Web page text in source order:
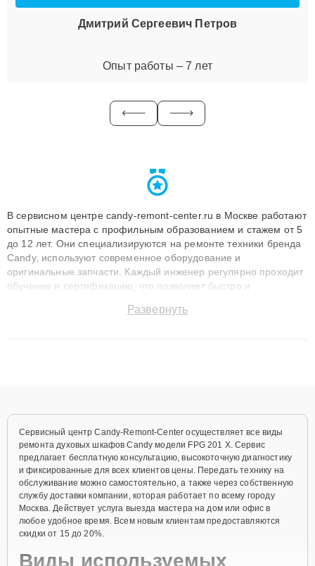
Дмитрий Сергеевич Петров
Опыт работы – 7 лет
В сервисном центре candy-remont-center.ru в Москве работают
опытные мастера с профильным образованием и стажем от 5
до 12 лет. Они специализируются на ремонте техники бренда
Candy, используют современное оборудование и
оригинальные запчасти. Каждый инженер регулярно проходит
обучение и сертификацию, что позволяет быстро и
сохранением гарантии до 3 лет. Наши мастера решают
Развернуть
Сервисный центр Candy-Remont-Center осуществляет все виды
ремонта духовых шкафов Candy модели FPG 201 X. Сервис
предлагает бесплатную консультацию, высокоточную диагностику
и фиксированные для всех клиентов цены. Передать технику на
обслуживание можно самостоятельно, а также через собственную
службу доставки компании, которая работает по всему городу
Москва. Действует услуга выезда мастера на дом или офис в
любое удобное время. Всем новым клиентам предоставляются
скидки от 15 до 20%.
Виды используемых